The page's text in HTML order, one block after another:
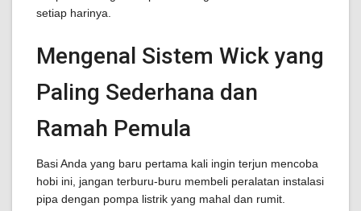
setiap harinya.
Mengenal Sistem Wick yang
Paling Sederhana dan
Ramah Pemula
Basi Anda yang baru pertama kali ingin terjun mencoba
hobi ini, jangan terburu-buru membeli peralatan instalasi
pipa dengan pompa listrik yang mahal dan rumit.